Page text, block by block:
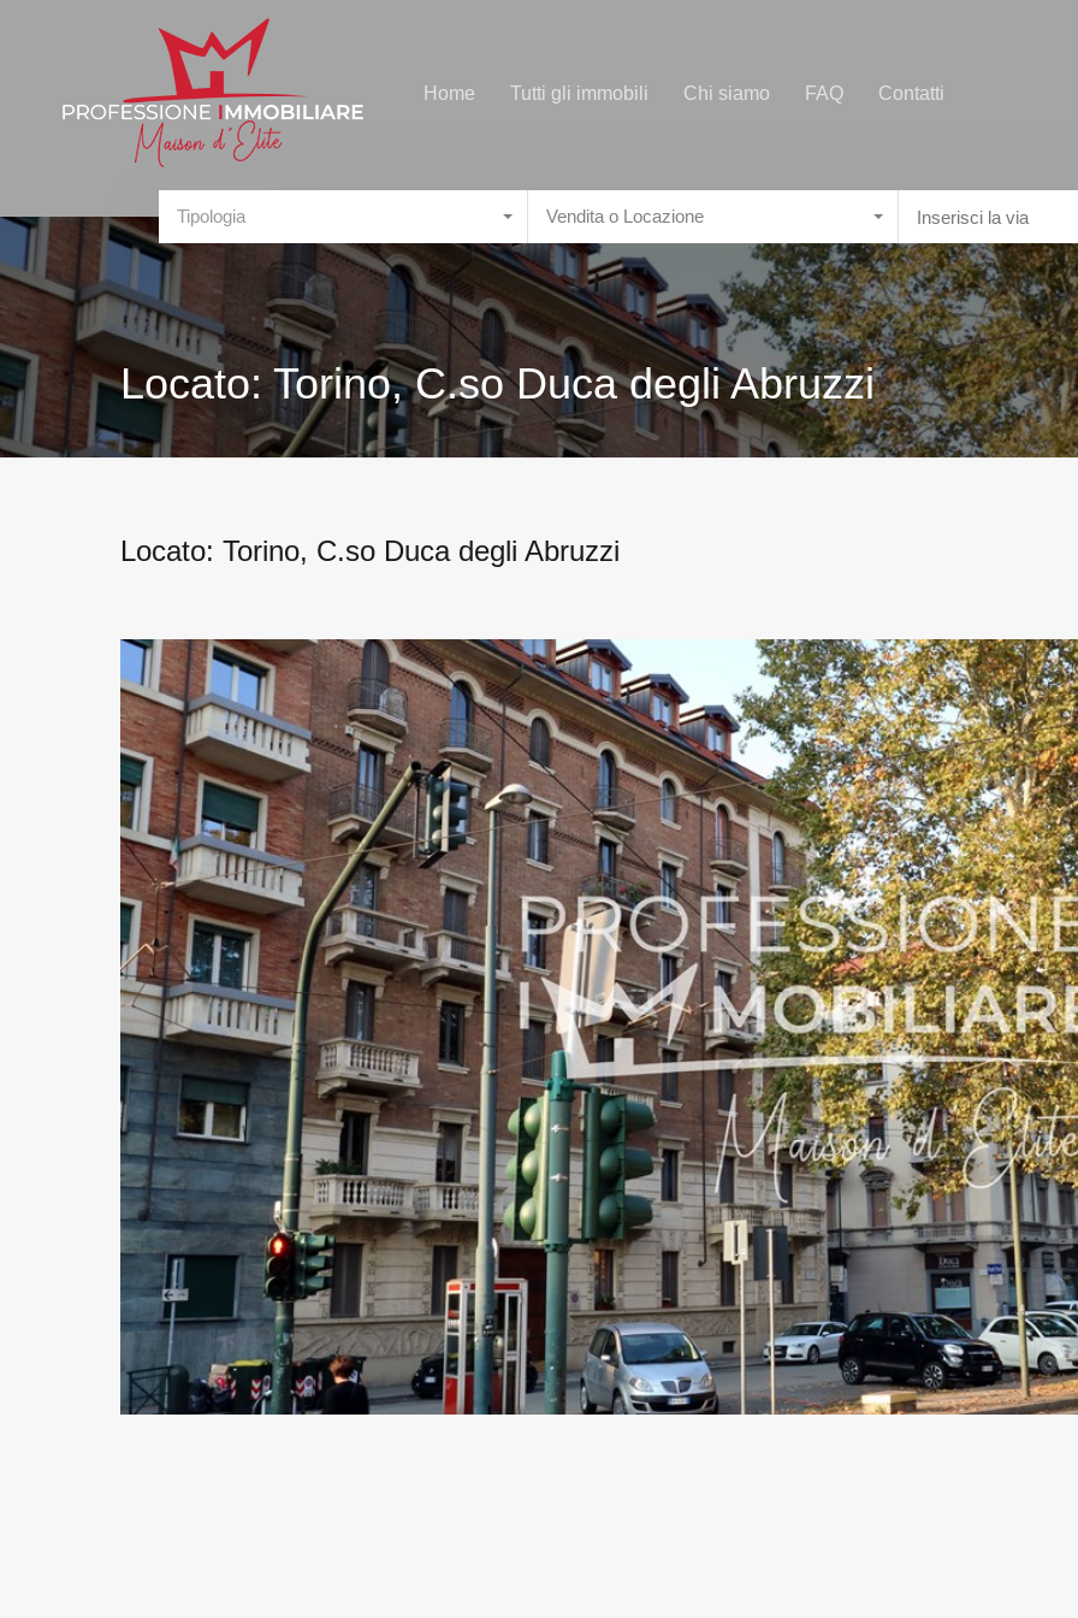
Home Tutti gli immobili Chi siamo FAQ Contatti
Tipologia Vendita o Locazione
Locato: Torino, C.so Duca degli Abruzzi
Locato: Torino, C.so Duca degli Abruzzi